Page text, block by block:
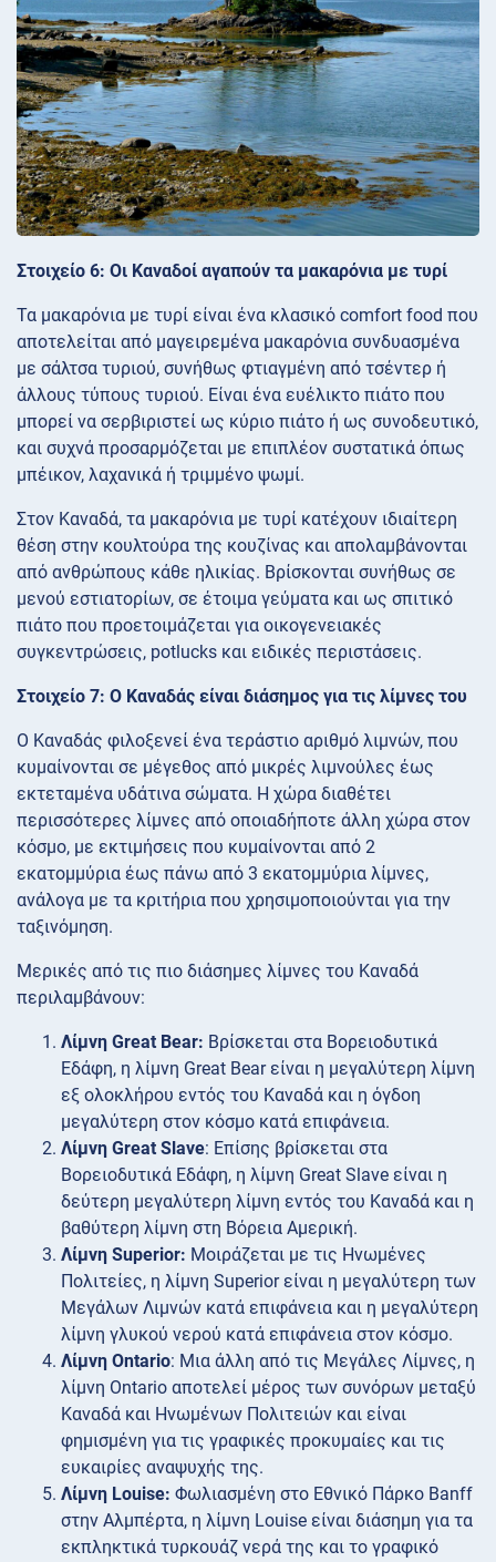
Στοιχείο 6: Οι Καναδοί αγαπούν τα μακαρόνια με τυρί
Τα μακαρόνια με τυρί είναι ένα κλασικό comfort food που
αποτελείται από μαγειρεμένα μακαρόνια συνδυασμένα
με σάλτσα τυριού, συνήθως φτιαγμένη από τσέντερ ή
άλλους τύπους τυριού. Είναι ένα ευέλικτο πιάτο που
μπορεί να σερβιριστεί ως κύριο πιάτο ή ως συνοδευτικό,
και συχνά προσαρμόζεται με επιπλέον συστατικά όπως
μπέικον, λαχανικά ή τριμμένο ψωμί.
Στον Καναδά, τα μακαρόνια με τυρί κατέχουν ιδιαίτερη
θέση στην κουλτούρα της κουζίνας και απολαμβάνονται
από ανθρώπους κάθε ηλικίας. Βρίσκονται συνήθως σε
μενού εστιατορίων, σε έτοιμα γεύματα και ως σπιτικό
πιάτο που προετοιμάζεται για οικογενειακές
συγκεντρώσεις, potlucks και ειδικές περιστάσεις.
Στοιχείο 7: Ο Καναδάς είναι διάσημος για τις λίμνες του
Ο Καναδάς φιλοξενεί ένα τεράστιο αριθμό λιμνών, που
κυμαίνονται σε μέγεθος από μικρές λιμνούλες έως
εκτεταμένα υδάτινα σώματα. Η χώρα διαθέτει
περισσότερες λίμνες από οποιαδήποτε άλλη χώρα στον
κόσμο, με εκτιμήσεις που κυμαίνονται από 2
εκατομμύρια έως πάνω από 3 εκατομμύρια λίμνες,
ανάλογα με τα κριτήρια που χρησιμοποιούνται για την
ταξινόμηση.
Μερικές από τις πιο διάσημες λίμνες του Καναδά
περιλαμβάνουν:
Λίμνη Great Bear: Βρίσκεται στα Βορειοδυτικά
Εδάφη, η λίμνη Great Bear είναι η μεγαλύτερη λίμνη
εξ ολοκλήρου εντός του Καναδά και η όγδοη
μεγαλύτερη στον κόσμο κατά επιφάνεια.
Λίμνη Great Slave: Επίσης βρίσκεται στα
Βορειοδυτικά Εδάφη, η λίμνη Great Slave είναι η
δεύτερη μεγαλύτερη λίμνη εντός του Καναδά και η
βαθύτερη λίμνη στη Βόρεια Αμερική.
Λίμνη Superior: Μοιράζεται με τις Ηνωμένες
Πολιτείες, η λίμνη Superior είναι η μεγαλύτερη των
Μεγάλων Λιμνών κατά επιφάνεια και η μεγαλύτερη
λίμνη γλυκού νερού κατά επιφάνεια στον κόσμο.
Λίμνη Ontario: Μια άλλη από τις Μεγάλες Λίμνες, η
λίμνη Ontario αποτελεί μέρος των συνόρων μεταξύ
Καναδά και Ηνωμένων Πολιτειών και είναι
φημισμένη για τις γραφικές προκυμαίες και τις
ευκαιρίες αναψυχής της.
Λίμνη Louise: Φωλιασμένη στο Εθνικό Πάρκο Banff
στην Αλμπέρτα, η λίμνη Louise είναι διάσημη για τα
εκπληκτικά τυρκουάζ νερά της και το γραφικό